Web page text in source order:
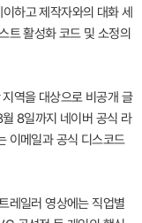
하고 제작자와의 대화 세
트 활성화 코드 및 소정의
역을 대상으로 비공개 글
8일까지 네이버 공식 라
이메일과 공식 디스코드
레일러 영상에는 직업별